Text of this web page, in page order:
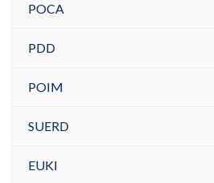
POCA
PDD
POIM
SUERD
EUKI